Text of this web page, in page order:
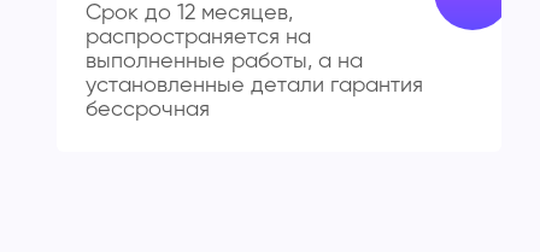
Срок до 12 месяцев,
распространяется на
выполненные работы, а на
установленные детали гарантия
бессрочная